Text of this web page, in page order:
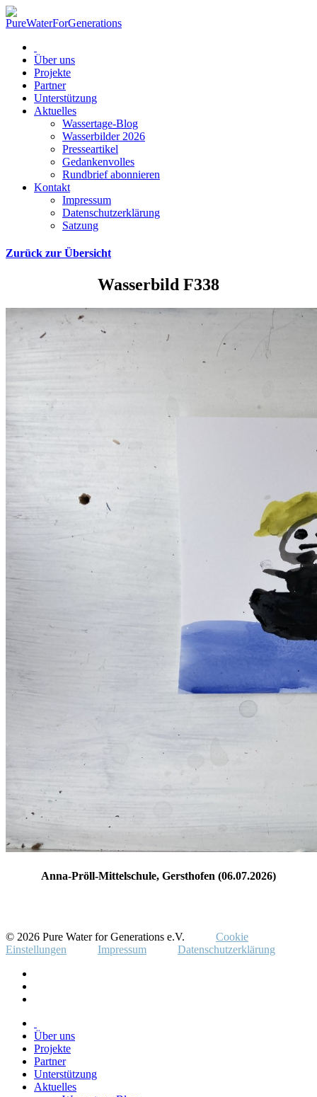
Über uns
Projekte
Partner
Unterstützung
Aktuelles
Wassertage-Blog
Wasserbilder 2026
Presseartikel
Gedankenvolles
Rundbrief abonnieren
Kontakt
Impressum
Datenschutzerklärung
Satzung
Zurück zur Übersicht
Wasserbild F338
Anna-Pröll-Mittelschule, Gersthofen (06.07.2026)
© 2026 Pure Water for Generations e.V.
Cookie
Einstellungen
Impressum Datenschutzerklärung
Über uns
Projekte
Partner
Unterstützung
Aktuelles